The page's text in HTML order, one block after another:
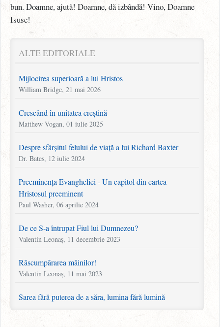
bun. Doamne, ajută! Doamne, dă izbândă! Vino, Doamne
Isuse!
ALTE EDITORIALE
Mijlocirea superioară a lui Hristos
William Bridge, 21 mai 2026
Crescând în unitatea creștină
Matthew Vogan, 01 iulie 2025
Despre sfârșitul felului de viață a lui Richard Baxter
Dr. Bates, 12 iulie 2024
Preeminența Evangheliei - Un capitol din cartea
Hristosul preeminent
Paul Washer, 06 aprilie 2024
De ce S-a întrupat Fiul lui Dumnezeu?
Valentin Leonaș, 11 decembrie 2023
Răscumpărarea mâinilor!
Valentin Leonaș, 11 mai 2023
Sarea fără puterea de a săra, lumina fără lumină